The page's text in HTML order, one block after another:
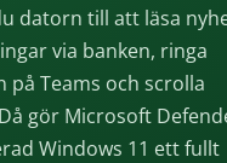
datorn till att läsa
via banken, ringa
på Teams och scrolla
gör Microsoft
Windows 11 ett fullt